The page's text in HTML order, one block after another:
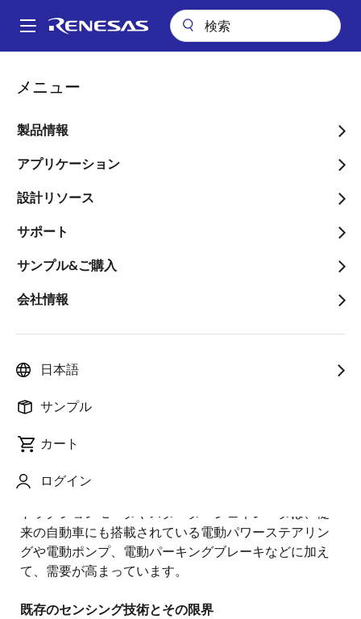
ン
Main
メニュー
製品情報
アプリケーション
設計リソース
サポート
サンプル&ご購入
会社情報
日本語
サンプル
カート
ログイン
パ
ン
く
ず
変革
像
Staff Product Marketing Manager
公開日:2021年5月15日
よりクリーンな未来に向けた自動車の大きな課題
CO2排出量削減要求は、世界の輸送機器メーカに内燃
機関の効率向上はもちろんハイブリッド車や電気自動
車などの代替パワートレインへの移行により、燃費向
上とより低い排出基準への適合を強く求めています。
これらの新しいパワートレインは、自動車産業におい
て電気モータの需要をさらに増加させています。特に
トラクションモータやスタータ・ジェネレータは、従
来の自動車にも搭載されている電動パワーステアリン
グや電動ポンプ、電動パーキングブレーキなどに加え
て、需要が高まっています。
既存のセンシング技術とその限界